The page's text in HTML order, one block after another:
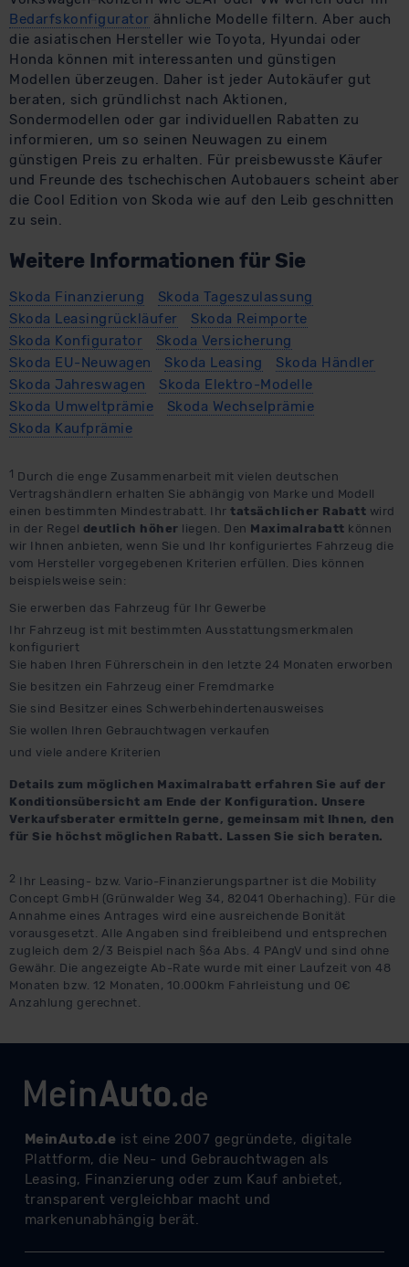
Bedarfskonfigurator ähnliche Modelle filtern. Aber auch
die asiatischen Hersteller wie Toyota, Hyundai oder
Honda können mit interessanten und günstigen
Modellen überzeugen. Daher ist jeder Autokäufer gut
beraten, sich gründlichst nach Aktionen,
Sondermodellen oder gar individuellen Rabatten zu
informieren, um so seinen Neuwagen zu einem
günstigen Preis zu erhalten. Für preisbewusste Käufer
und Freunde des tschechischen Autobauers scheint aber
die Cool Edition von Skoda wie auf den Leib geschnitten
zu sein.
Weitere Informationen für Sie
Skoda Finanzierung
Skoda Tageszulassung
Skoda Leasingrückläufer
Skoda Reimporte
Skoda Konfigurator
Skoda Versicherung
Skoda EU-Neuwagen
Skoda Leasing
Skoda Händler
Skoda Jahreswagen
Skoda Elektro-Modelle
Skoda Umweltprämie
Skoda Wechselprämie
Skoda Kaufprämie
1 Durch die enge Zusammenarbeit mit vielen deutschen
Vertragshändlern erhalten Sie abhängig von Marke und Modell
einen bestimmten Mindestrabatt. Ihr tatsächlicher Rabatt wird
in der Regel deutlich höher liegen. Den Maximalrabatt können
wir Ihnen anbieten, wenn Sie und Ihr konfiguriertes Fahrzeug die
vom Hersteller vorgegebenen Kriterien erfüllen. Dies können
beispielsweise sein:
Sie erwerben das Fahrzeug für Ihr Gewerbe
Ihr Fahrzeug ist mit bestimmten Ausstattungsmerkmalen
konfiguriert
Sie haben Ihren Führerschein in den letzte 24 Monaten erworben
Sie besitzen ein Fahrzeug einer Fremdmarke
Sie sind Besitzer eines Schwerbehindertenausweises
Sie wollen Ihren Gebrauchtwagen verkaufen
und viele andere Kriterien
Details zum möglichen Maximalrabatt erfahren Sie auf der
Konditionsübersicht am Ende der Konfiguration. Unsere
Verkaufsberater ermitteln gerne, gemeinsam mit Ihnen, den
für Sie höchst möglichen Rabatt. Lassen Sie sich beraten.
2 Ihr Leasing- bzw. Vario-Finanzierungspartner ist die Mobility
Concept GmbH (Grünwalder Weg 34, 82041 Oberhaching). Für die
Annahme eines Antrages wird eine ausreichende Bonität
vorausgesetzt. Alle Angaben sind freibleibend und entsprechen
zugleich dem 2/3 Beispiel nach §6a Abs. 4 PAngV und sind ohne
Gewähr. Die angezeigte Ab-Rate wurde mit einer Laufzeit von 48
Monaten bzw. 12 Monaten, 10.000km Fahrleistung und 0€
Anzahlung gerechnet.